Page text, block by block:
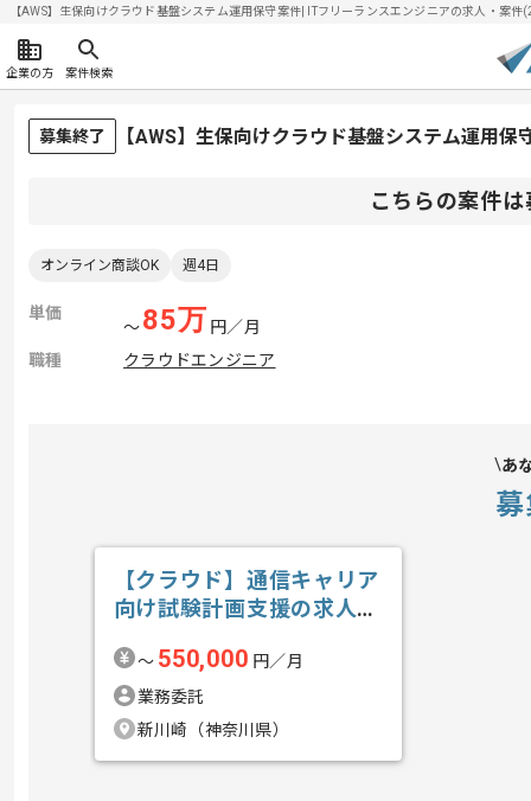
【AWS】生保向けクラウド基盤システム運用保守案件| ITフリーランスエンジニアの求人・案
企業の方 案件検索
募集終了 【AWS】生保向けクラウド基盤システム運用
こちらの案件
オンライン商談OK 週4日
単価
〜85万 円／月
職種
クラウドエンジニア
あ
【クラウド】通信キャリア
向け試験計画支援の求人・
〜 550,000 円／月
業務委託
新川崎（神奈川県）